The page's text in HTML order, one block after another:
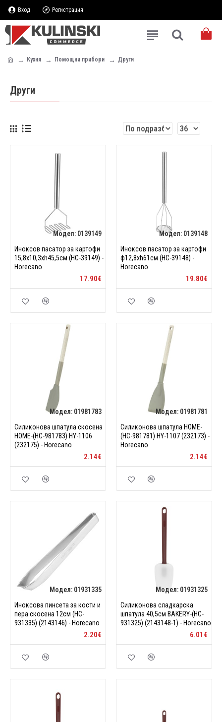
Вход Регистрация
Кухня Помощни прибори Други
Други
Модел: 0139149
Иноксов пасатор за картофи
15,8x10,3xh45,5см (HC-39149) -
Horecano
17.90€
Модел: 0139148
Иноксов пасатор за картофи
ф12,8xh61см (HC-39148) -
Horecano
19.80€
Модел: 01981783
Силиконова шпатула скосена
HOME-(HC-981783) HY-1106
(232175) - Horecano
2.14€
Модел: 01981781
Силиконова шпатула HOME-
(HC-981781) HY-1107 (232173) -
Horecano
2.14€
Модел: 01931335
Иноксова пинсета за кости и
пера скосена 12см (HC-
931335) (2143146) - Horecano
2.20€
Модел: 01931325
Силиконова сладкарска
шпатула 40,5см BAKERY-(HC-
931325) (2143148-1) - Horecano
6.01€